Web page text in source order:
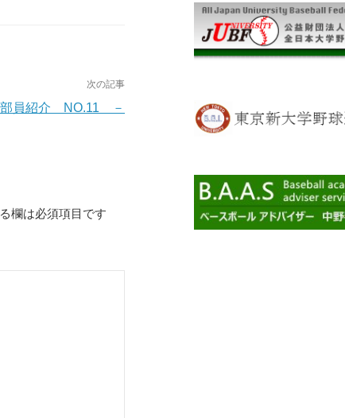
次の記事
部員紹介 NO.11 －
欄は必須項目です